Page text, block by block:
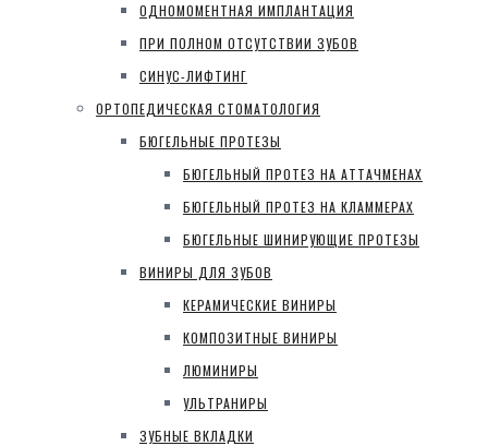
ОДНОМОМЕНТНАЯ ИМПЛАНТАЦИЯ
ПРИ ПОЛНОМ ОТСУТСТВИИ ЗУБОВ
СИНУС-ЛИФТИНГ
ОРТОПЕДИЧЕСКАЯ СТОМАТОЛОГИЯ
БЮГЕЛЬНЫЕ ПРОТЕЗЫ
БЮГЕЛЬНЫЙ ПРОТЕЗ НА АТТАЧМЕНАХ
БЮГЕЛЬНЫЙ ПРОТЕЗ НА КЛАММЕРАХ
БЮГЕЛЬНЫЕ ШИНИРУЮЩИЕ ПРОТЕЗЫ
ВИНИРЫ ДЛЯ ЗУБОВ
КЕРАМИЧЕСКИЕ ВИНИРЫ
КОМПОЗИТНЫЕ ВИНИРЫ
ЛЮМИНИРЫ
УЛЬТРАНИРЫ
ЗУБНЫЕ ВКЛАДКИ